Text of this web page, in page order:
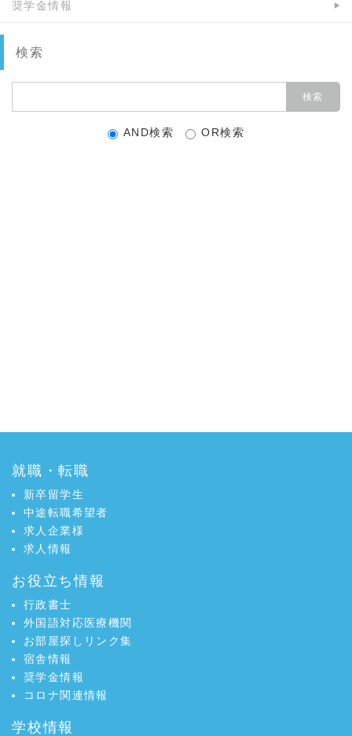
奨学金情報
検索
AND検索 OR検索
就職・転職
新卒留学生
中途転職希望者
求人企業様
求人情報
お役立ち情報
行政書士
外国語対応医療機関
お部屋探しリンク集
宿舎情報
奨学金情報
コロナ関連情報
学校情報